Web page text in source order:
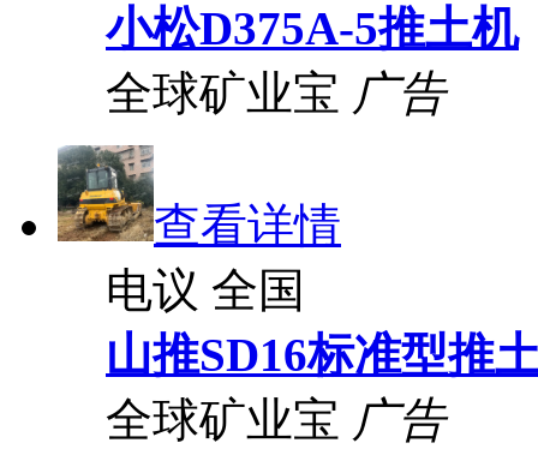
小松D375A-5推土机
全球矿业宝 广告
查看详情
电议 全国
山推SD16标准型推
全球矿业宝 广告